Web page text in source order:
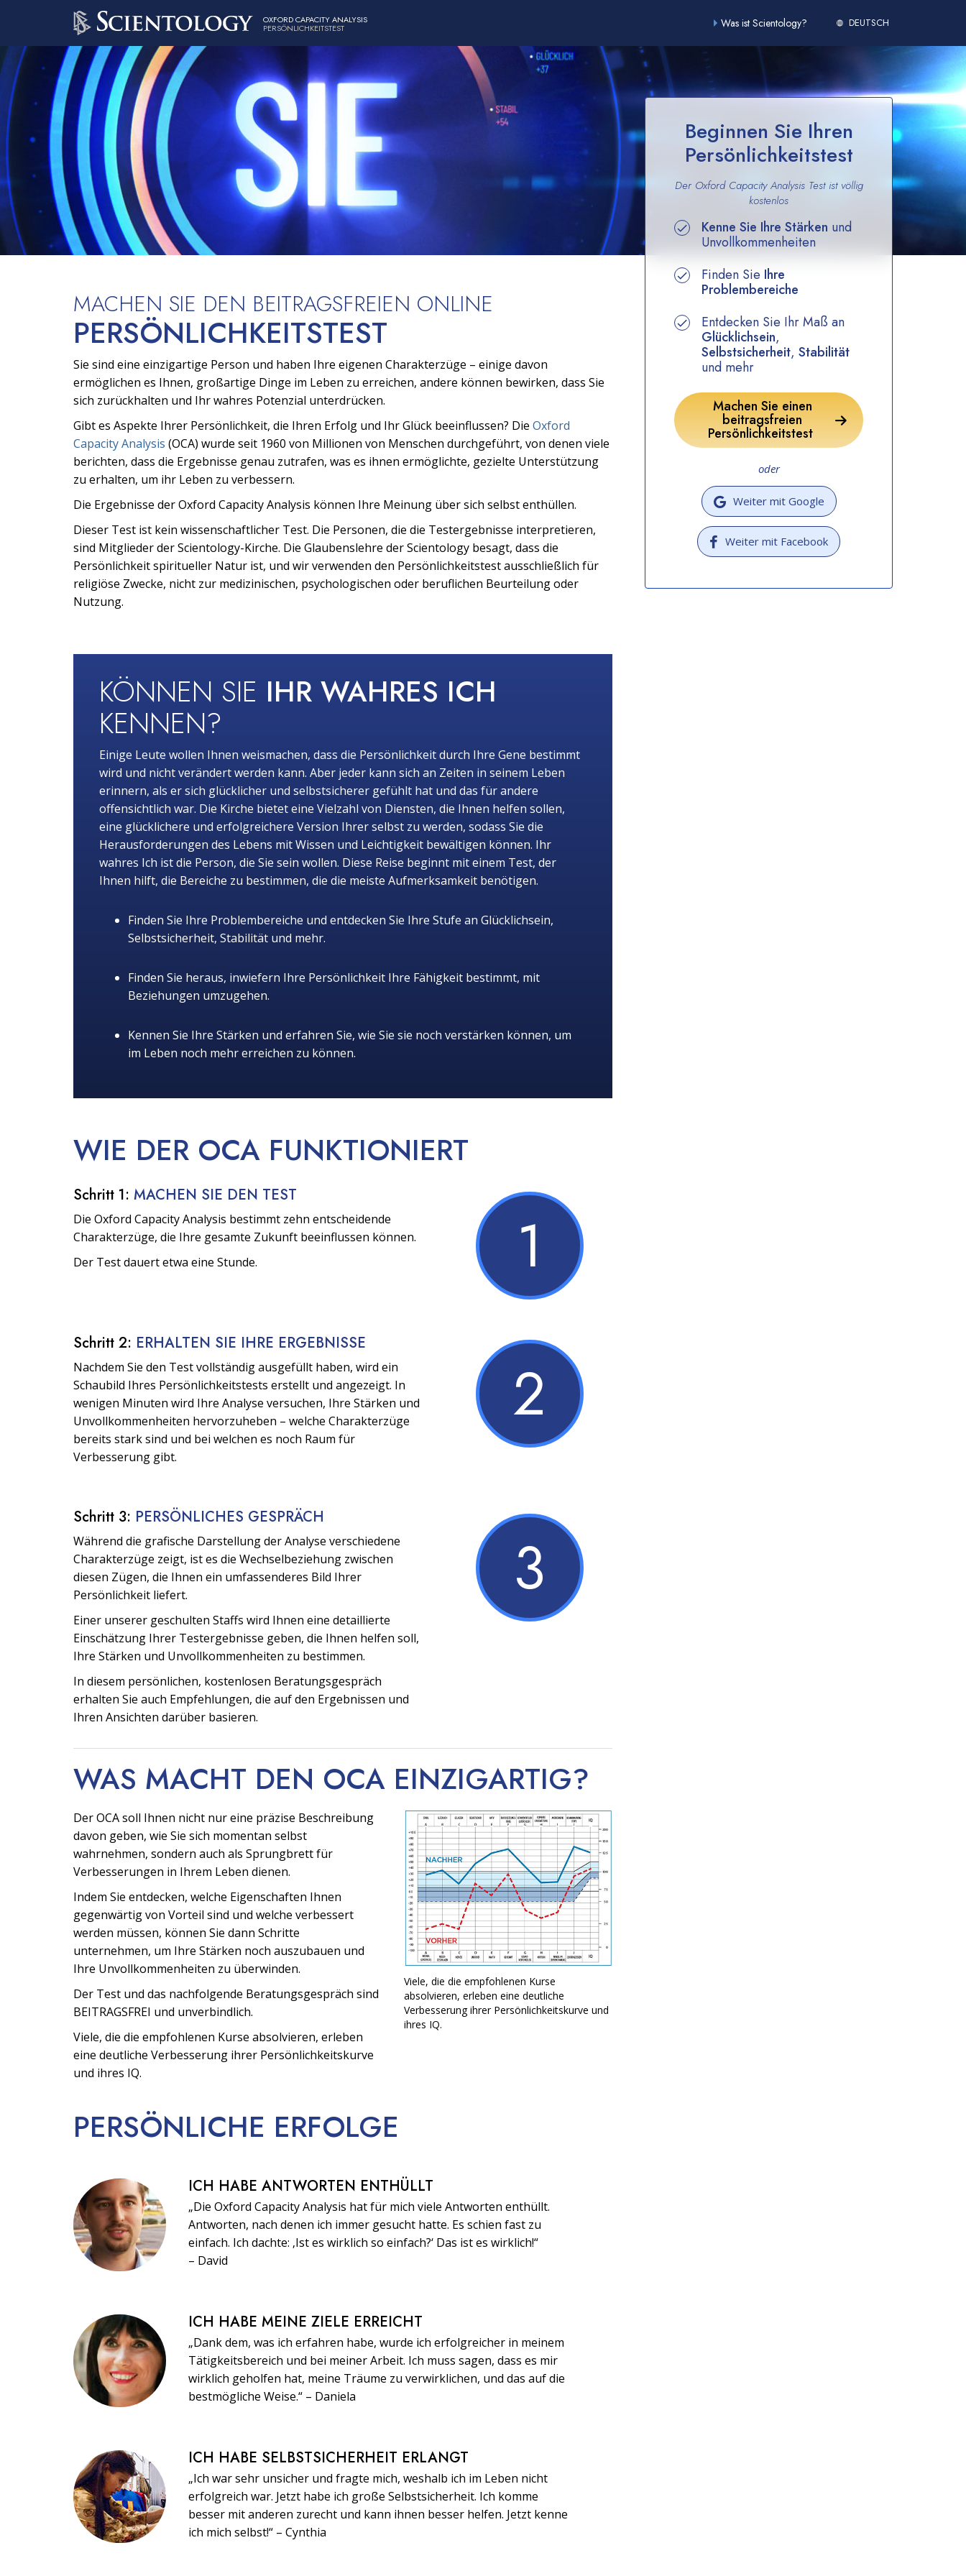
OXFORD CAPACITY ANALYSIS
PERSÖNLICHKEITS­TEST Was ist Scientology? DEUTSCH
Beginnen Sie Ihren
Persönlichkeitstest
Der Oxford Capacity Analysis Test ist völlig
kostenlos
Kenne Sie Ihre Stärken und
Unvollkommenheiten
Finden Sie Ihre
Problembereiche
Entdecken Sie Ihr Maß an
Glücklichsein,
Selbstsicherheit, Stabilität
und mehr
Machen Sie einen
beitragsfreien
Persönlichkeitstest
oder
Weiter mit Google
Weiter mit Facebook
MACHEN SIE DEN BEITRAGSFREIEN ONLINE
PERSÖNLICHKEITSTEST
Sie sind eine einzigartige Person und haben Ihre eigenen Charakterzüge – einige davon
ermöglichen es Ihnen, großartige Dinge im Leben zu erreichen, andere können bewirken, dass Sie
sich zurückhalten und Ihr wahres Potenzial unterdrücken.
Gibt es Aspekte Ihrer Persönlichkeit, die Ihren Erfolg und Ihr Glück beeinflussen? Die Oxford
Capacity Analysis (OCA) wurde seit 1960 von Millionen von Menschen durchgeführt, von denen viele
berichten, dass die Ergebnisse genau zutrafen, was es ihnen ermöglichte, gezielte Unterstützung
zu erhalten, um ihr Leben zu verbessern.
Die Ergebnisse der Oxford Capacity Analysis können Ihre Meinung über sich selbst enthüllen.
Dieser Test ist kein wissenschaftlicher Test. Die Personen, die die Testergebnisse interpretieren,
sind Mitglieder der Scientology-Kirche. Die Glaubenslehre der Scientology besagt, dass die
Persönlichkeit spiritueller Natur ist, und wir verwenden den Persönlichkeitstest ausschließlich für
religiöse Zwecke, nicht zur medizinischen, psychologischen oder beruflichen Beurteilung oder
Nutzung.
KÖNNEN SIE IHR WAHRES ICH
KENNEN?
Einige Leute wollen Ihnen weismachen, dass die Persönlichkeit durch Ihre Gene bestimmt
wird und nicht verändert werden kann. Aber jeder kann sich an Zeiten in seinem Leben
erinnern, als er sich glücklicher und selbstsicherer gefühlt hat und das für andere
offensichtlich war. Die Kirche bietet eine Vielzahl von Diensten, die Ihnen helfen sollen,
eine glücklichere und erfolgreichere Version Ihrer selbst zu werden, sodass Sie die
Herausforderungen des Lebens mit Wissen und Leichtigkeit bewältigen können. Ihr
wahres Ich ist die Person, die Sie sein wollen. Diese Reise beginnt mit einem Test, der
Ihnen hilft, die Bereiche zu bestimmen, die die meiste Aufmerksamkeit benötigen.
Finden Sie Ihre Problembereiche und entdecken Sie Ihre Stufe an Glücklichsein,
Selbstsicherheit, Stabilität und mehr.
Finden Sie heraus, inwiefern Ihre Persönlichkeit Ihre Fähigkeit bestimmt, mit
Beziehungen umzugehen.
Kennen Sie Ihre Stärken und erfahren Sie, wie Sie sie noch verstärken können, um
im Leben noch mehr erreichen zu können.
WIE DER OCA FUNKTIONIERT
Schritt 1: MACHEN SIE DEN TEST
Die Oxford Capacity Analysis bestimmt zehn entscheidende
Charakterzüge, die Ihre gesamte Zukunft beeinflussen können.
Der Test dauert etwa eine Stunde.
1
Schritt 2: ERHALTEN SIE IHRE ERGEBNISSE
Nachdem Sie den Test vollständig ausgefüllt haben, wird ein
Schaubild Ihres Persönlichkeitstests erstellt und angezeigt. In
wenigen Minuten wird Ihre Analyse versuchen, Ihre Stärken und
Unvollkommenheiten hervorzuheben – welche Charakterzüge
bereits stark sind und bei welchen es noch Raum für
Verbesserung gibt.
2
Schritt 3: PERSÖNLICHES GESPRÄCH
Während die grafische Darstellung der Analyse verschiedene
Charakterzüge zeigt, ist es die Wechselbeziehung zwischen
diesen Zügen, die Ihnen ein umfassenderes Bild Ihrer
Persönlichkeit liefert.
Einer unserer geschulten Staffs wird Ihnen eine detaillierte
Einschätzung Ihrer Testergebnisse geben, die Ihnen helfen soll,
Ihre Stärken und Unvollkommenheiten zu bestimmen.
In diesem persönlichen, kostenlosen Beratungsgespräch
erhalten Sie auch Empfehlungen, die auf den Ergebnissen und
Ihren Ansichten darüber basieren.
3
WAS MACHT DEN OCA EINZIGARTIG?
Der OCA soll Ihnen nicht nur eine präzise Beschreibung
davon geben, wie Sie sich momentan selbst
wahrnehmen, sondern auch als Sprungbrett für
Verbesserungen in Ihrem Leben dienen.
Indem Sie entdecken, welche Eigenschaften Ihnen
gegenwärtig von Vorteil sind und welche verbessert
werden müssen, können Sie dann Schritte
unternehmen, um Ihre Stärken noch auszubauen und
Ihre Unvollkommenheiten zu überwinden.
Der Test und das nachfolgende Beratungsgespräch sind
BEITRAGSFREI und unverbindlich.
Viele, die die empfohlenen Kurse absolvieren, erleben
eine deutliche Verbesserung ihrer Persönlichkeitskurve
und ihres IQ.
Viele, die die empfohlenen Kurse
absolvieren, erleben eine deutliche
Verbesserung ihrer Persönlichkeitskurve und
ihres IQ.
PERSÖNLICHE ERFOLGE
ICH HABE ANTWORTEN ENTHÜLLT
„Die Oxford Capacity Analysis hat für mich viele Antworten enthüllt.
Antworten, nach denen ich immer gesucht hatte. Es schien fast zu
einfach. Ich dachte: ‚Ist es wirklich so einfach?‘ Das ist es wirklich!“
– David
ICH HABE MEINE ZIELE ERREICHT
„Dank dem, was ich erfahren habe, wurde ich erfolgreicher in meinem
Tätigkeitsbereich und bei meiner Arbeit. Ich muss sagen, dass es mir
wirklich geholfen hat, meine Träume zu verwirklichen, und das auf die
bestmögliche Weise.“ – Daniela
ICH HABE SELBSTSICHERHEIT ERLANGT
„Ich war sehr unsicher und fragte mich, weshalb ich im Leben nicht
erfolgreich war. Jetzt habe ich große Selbstsicherheit. Ich komme
besser mit anderen zurecht und kann ihnen besser helfen. Jetzt kenne
ich mich selbst!“ – Cynthia